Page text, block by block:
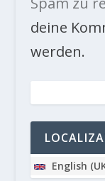
deine
werden.
English